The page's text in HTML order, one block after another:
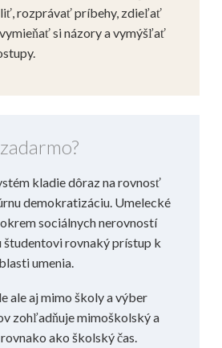
rozprávať príbehy, zdieľať
si názory a vymýšľať
kladie dôraz na rovnosť
demokratizáciu. Umelecké
sociálnych nerovností
študentovi rovnaký prístup k
umenia.
ale aj mimo školy a výber
zohľadňuje mimoškolský a
ako školský čas.